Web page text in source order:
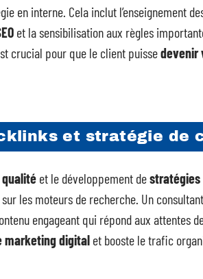
en interne. Cela inclut l’enseignement
et la sensibilisation aux règles
crucial pour que le client puissedevenir
et stratégie de
et le développement de
sur les moteurs de recherche. Un
engageant qui répond aux attentes
marketing digital et booste le trafic